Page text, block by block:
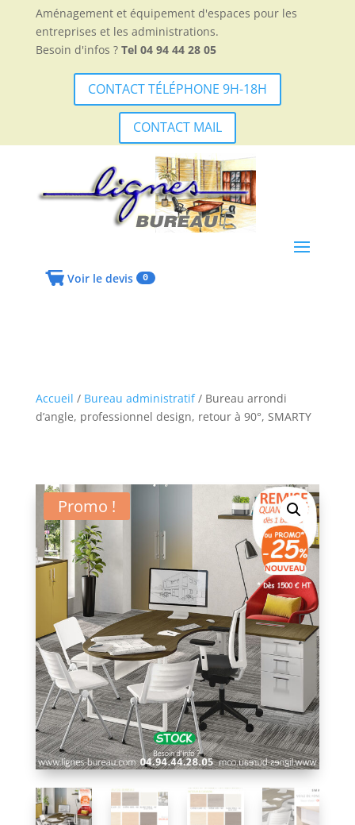
Aménagement et équipement d'espaces pour les
entreprises et les administrations.
Besoin d'infos ? Tel 04 94 44 28 05
CONTACT TÉLÉPHONE 9H-18H
CONTACT MAIL
Voir le devis 0
Accueil / Bureau administratif/ Bureau arrondi
d’angle, professionnel design, retour à 90°, SMARTY
Promo !